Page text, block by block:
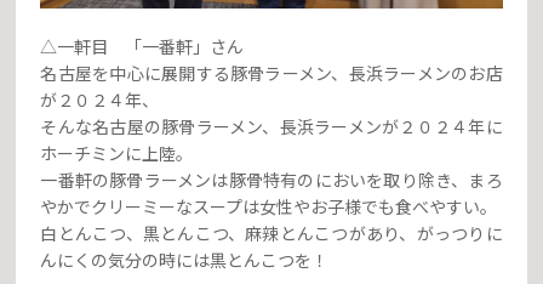
△一軒目 「一番軒」さん
名古屋を中心に展開する豚骨ラーメン、長浜ラーメンのお店
が２０２４年、
そんな名古屋の豚骨ラーメン、長浜ラーメンが２０２４年に
ホーチミンに上陸。
一番軒の豚骨ラーメンは豚骨特有のにおいを取り除き、まろ
やかでクリーミーなスープは女性やお子様でも食べやすい。
白とんこつ、黒とんこつ、麻辣とんこつがあり、がっつりに
んにくの気分の時には黒とんこつを！